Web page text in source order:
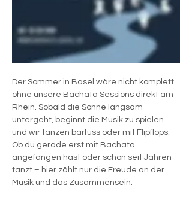
Der Sommer in Basel wäre nicht komplett
ohne unsere Bachata Sessions direkt am
Rhein. Sobald die Sonne langsam
untergeht, beginnt die Musik zu spielen
und wir tanzen barfuss oder mit Flipflops.
Ob du gerade erst mit Bachata
angefangen hast oder schon seit Jahren
tanzt – hier zählt nur die Freude an der
Musik und das Zusammensein.